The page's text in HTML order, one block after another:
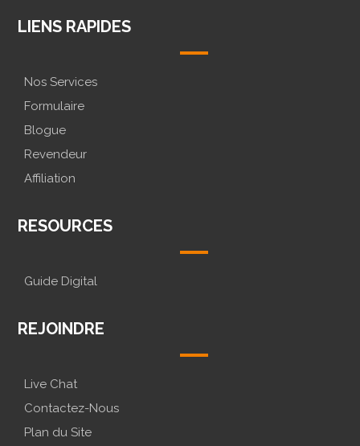
LIENS RAPIDES
Nos Services
Formulaire
Blogue
Revendeur
Affiliation
RESOURCES
Guide Digital
REJOINDRE
Live Chat
Contactez-Nous
Plan du Site